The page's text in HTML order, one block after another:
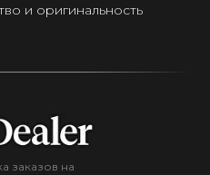
и оригинальность
заказов на